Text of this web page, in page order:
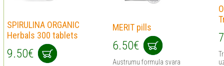
SPIRULINA ORGANIC
Herbals 300 tablets
9.50€
MERIT pills
6.50€
Austrumu formula svara